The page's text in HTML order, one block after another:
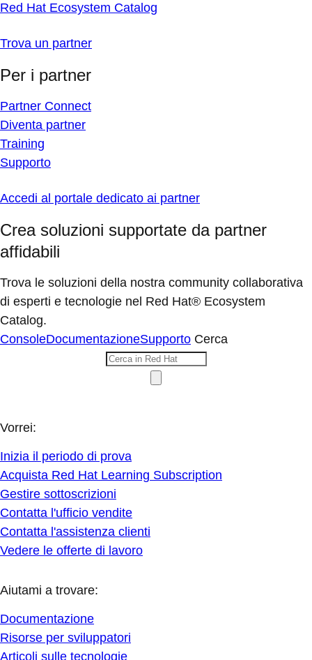
Red Hat Ecosystem Catalog
Trova un partner
Per i partner
Partner Connect
Diventa partner
Training
Supporto
Accedi al portale dedicato ai partner
Crea soluzioni supportate da partner
affidabili
Trova le soluzioni della nostra community collaborativa
di esperti e tecnologie nel Red Hat® Ecosystem
Catalog.
ConsoleDocumentazioneSupporto Cerca
Vorrei:
Inizia il periodo di prova
Acquista Red Hat Learning Subscription
Gestire sottoscrizioni
Contatta l'ufficio vendite
Contatta l'assistenza clienti
Vedere le offerte di lavoro
Aiutami a trovare:
Documentazione
Risorse per sviluppatori
Articoli sulle tecnologie